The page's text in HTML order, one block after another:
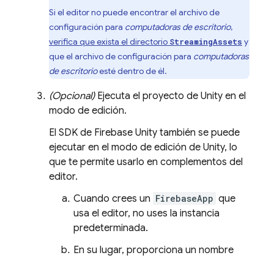
Si el editor no puede encontrar el archivo de
configuración para computadoras de escritorio,
verifica que exista el directorio StreamingAssets y
que el archivo de configuración para computadoras
de escritorioesté dentro de él.
(Opcional)Ejecuta el proyecto de Unity en el
modo de edición.
El SDK de Firebase Unity también se puede
ejecutar en el modo de edición de Unity, lo
que te permite usarlo en complementos del
editor.
Cuando crees un FirebaseApp que
usa el editor, no uses la instancia
predeterminada.
En su lugar, proporciona un nombre